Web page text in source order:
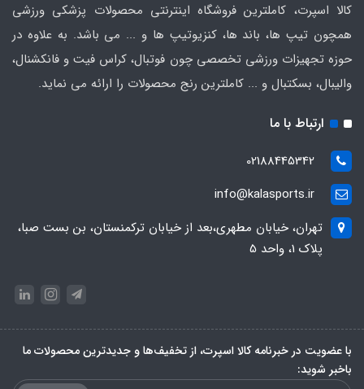
کالا اسپرت، کاملترین فروشگاه اینترنتی محصولات پزشکی ورزشی
همچون تیپ ها، باند ها، کنزیوتیپ ها و ... می باشد. به علاوه در
حوزه تجهیزات ورزشی تخصصی چون فوتبال، کراس فیت و فانکشنال،
والیبال، بسکتبال و ... کاملترین رنج محصولات را ارائه می نماید.
ارتباط با ما
02188445342
info@kalasports.ir
تهران، خیابان مطهری،بعد از خیابان ترکمنستان، بن بست صبا،
پلاک 1، واحد 5
با عضویت در خبرنامه کالا اسپرت، از تخفیف‌ها و جدیدترین‌ محصولات ما
باخبر شوید: